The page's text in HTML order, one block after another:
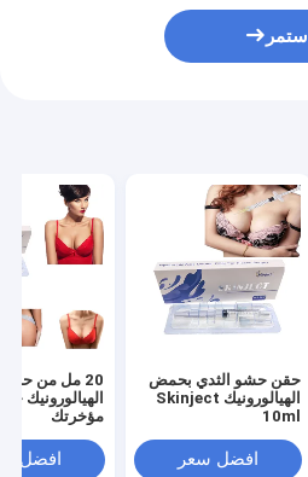
استمر
حقن حشو الثدي بحمض
الهيالورونيك Skinject
10ml
افضل سعر
20 مل من
الهيالورونيك
مؤخرتك
افضل